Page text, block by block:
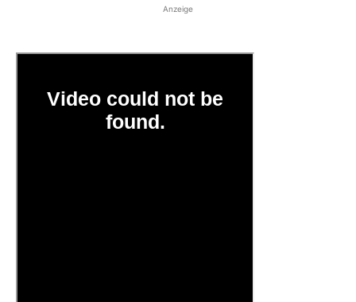
Anzeige